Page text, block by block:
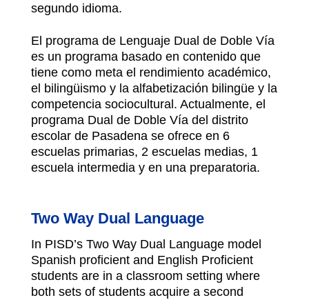
segundo idioma.
El programa de Lenguaje Dual de Doble Vía
es un programa basado en contenido que
tiene como meta el rendimiento académico,
el bilingüismo y la alfabetización bilingüe y la
competencia sociocultural. Actualmente, el
programa Dual de Doble Vía del distrito
escolar de Pasadena se ofrece en 6
escuelas primarias, 2 escuelas medias, 1
escuela intermedia y en una preparatoria.
Two Way Dual Language
In PISD’s Two Way Dual Language model
Spanish proficient and English Proficient
students are in a classroom setting where
both sets of students acquire a second